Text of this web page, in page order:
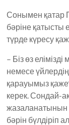
Сонымен қатар
бәріне қатысты
түрде күресу
– Біз өз
немесе
қарауымыз
керек. Сондай-
жазаланатынын
бәрін бүлдіріп